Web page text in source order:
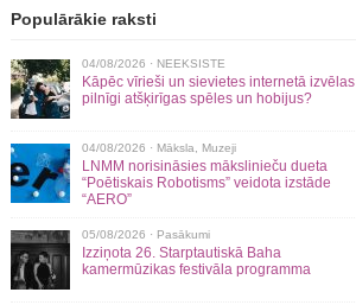
Populārākie raksti
04/08/2026 · NEEKSISTE
Kāpēc vīrieši un sievietes internetā izvēlas
pilnīgi atšķirīgas spēles un hobijus?
04/08/2026 · Māksla Muzeji
LNMM norisināsies mākslinieču dueta
“Poētiskais Robotisms” veidota izstāde
“AERO”
05/08/2026 · Pasākumi
Izziņota 26. Starptautiskā Baha
kamermūzikas festivāla programma